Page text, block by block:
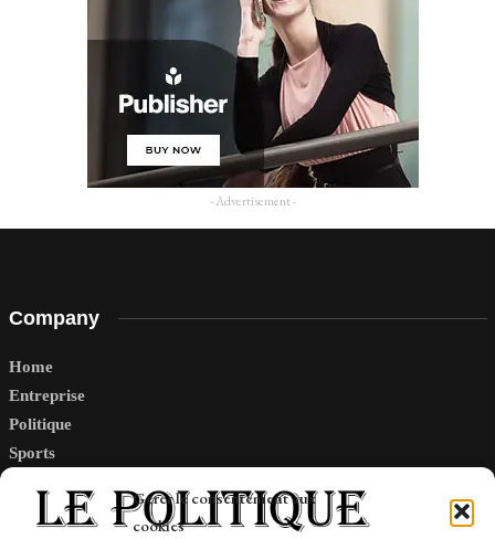
Gérer le consentement aux
cookies
- Advertisement -
Company
Home
Entreprise
Politique
Sports